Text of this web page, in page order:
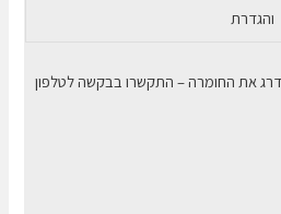
והגדרת
את החומרה – התקשרו בבקשה לטלפון